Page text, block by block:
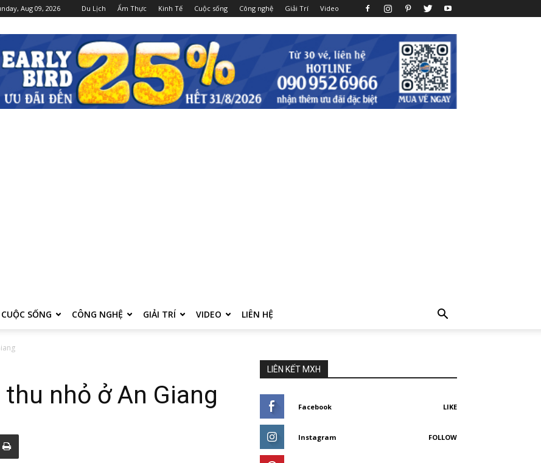
Aug 09, 2026 Du Lịch Ẩm Thực Kinh Tế Cuộc sống Công nghệ Giải Trí Video
Dulichgiaitri
CUỘC SỐNG CÔNG NGHỆ GIẢI TRÍ VIDEO LIÊN HỆ
nhỏ ở An Giang
LIÊN KẾT MXH
Facebook LIKE
Instagram FOLLOW